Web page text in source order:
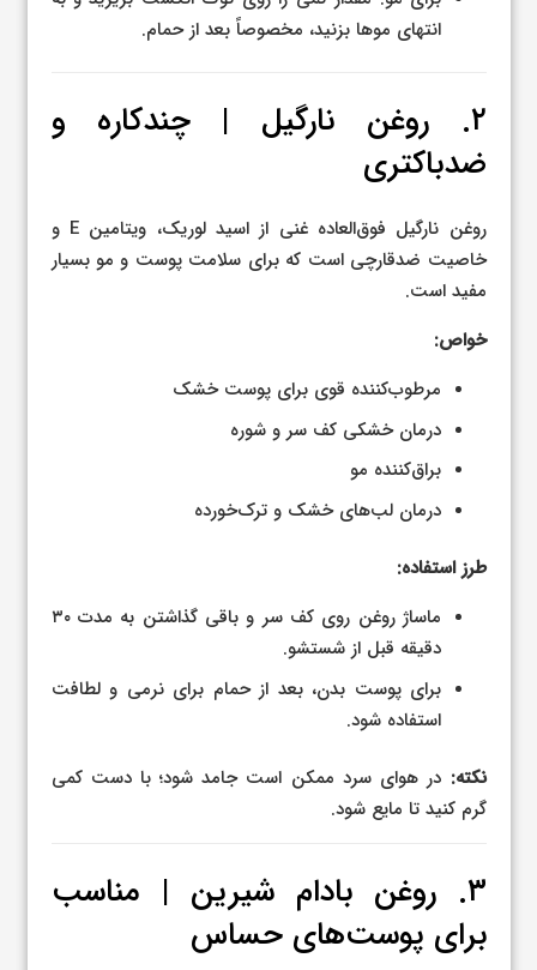
انتهای موها بزنید، مخصوصاً بعد از حمام.
۲. روغن نارگیل | چندکاره و
ضدباکتری
روغن نارگیل فوق‌العاده غنی از اسید لوریک، ویتامین E و
خاصیت ضدقارچی است که برای سلامت پوست و مو بسیار
مفید است.
خواص:
مرطوب‌کننده قوی برای پوست خشک
درمان خشکی کف سر و شوره
براق‌کننده مو
درمان لب‌های خشک و ترک‌خورده
طرز استفاده:
ماساژ روغن روی کف سر و باقی گذاشتن به مدت ۳۰
دقیقه قبل از شستشو.
برای پوست بدن، بعد از حمام برای نرمی و لطافت
استفاده شود.
نکته: در هوای سرد ممکن است جامد شود؛ با دست کمی
گرم کنید تا مایع شود.
۳. روغن بادام شیرین | مناسب
برای پوست‌های حساس